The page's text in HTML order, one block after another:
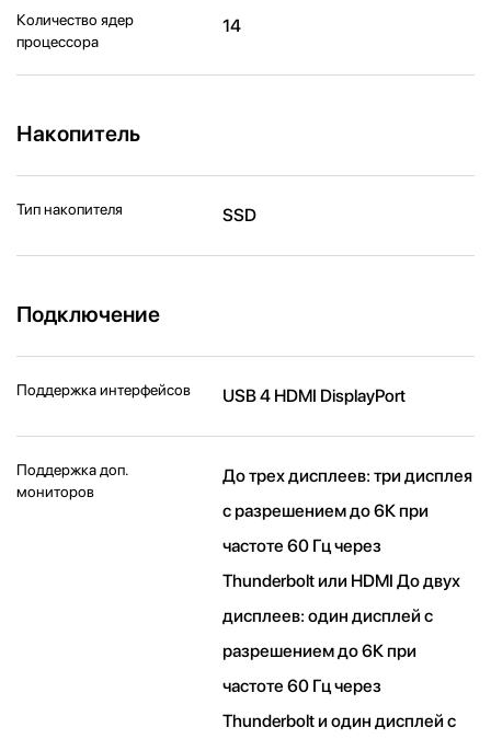
Количество ядер
процессора
14
Накопитель
Тип накопителя SSD
Подключение
Поддержка интерфейсов USB 4 HDMI DisplayPort
Поддержка доп.
мониторов
До трех дисплеев: три дисплея
с разрешением до 6К при
частоте 60 Гц через
Thunderbolt или HDMI До двух
дисплеев: один дисплей с
разрешением до 6К при
частоте 60 Гц через
Thunderbolt и один дисплей с